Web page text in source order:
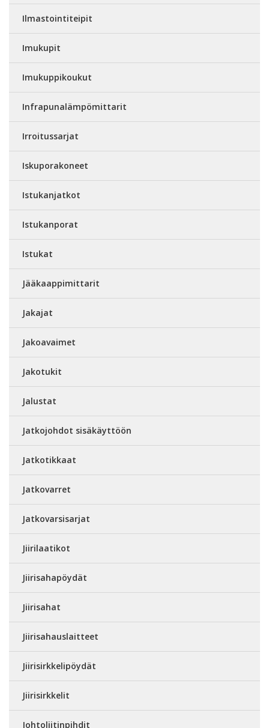
Ilmastointiteipit
Imukupit
Imukuppikoukut
Infrapunalämpömittarit
Irroitussarjat
Iskuporakoneet
Istukanjatkot
Istukanporat
Istukat
Jääkaappimittarit
Jakajat
Jakoavaimet
Jakotukit
Jalustat
Jatkojohdot sisäkäyttöön
Jatkotikkaat
Jatkovarret
Jatkovarsisarjat
Jiirilaatikot
Jiirisahapöydät
Jiirisahat
Jiirisahauslaitteet
Jiirisirkkelipöydät
Jiirisirkkelit
Johtoliitinpihdit